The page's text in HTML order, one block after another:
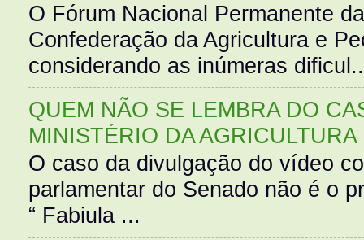
O Fórum Nacional Permanente
Confederação da Agricultura e
considerando as inúmeras
QUEM NÃO SE LEMBRA DO
MINISTÉRIO DA AGRICULTURA
O caso da divulgação do vídeo
parlamentar do Senado não é o
“ Fabiula ...